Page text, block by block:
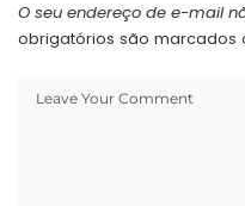
O seu endereço de e-mail
obrigatórios são marcados